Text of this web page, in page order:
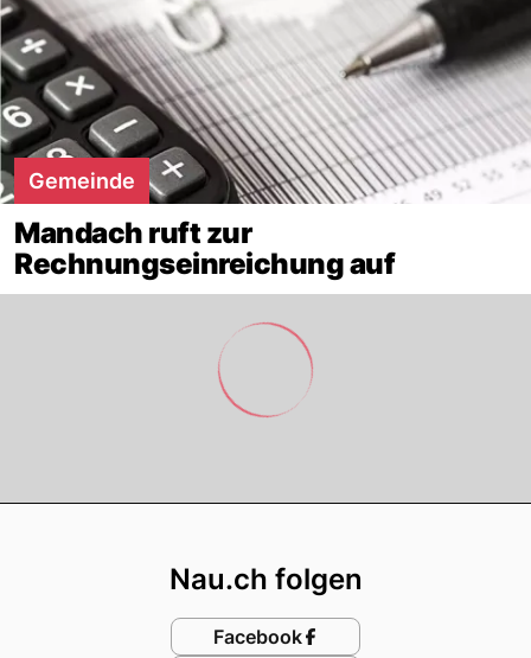
Gemeinde
Mandach ruft zur
Rechnungseinreichung auf
Nau.ch folgen
Facebook